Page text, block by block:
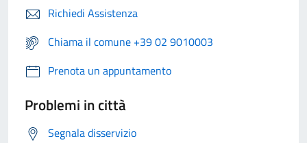
Richiedi Assistenza
Chiama il comune +39 02 9010003
Prenota un appuntamento
Problemi in città
Segnala disservizio